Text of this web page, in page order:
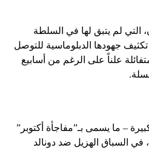
التي لم يتبق لها في السلطة
جهودها الدبلوماسية للتوصل
علناً على الرغم من أسابيع
– ما يسمى بـ”مفاجأة أكتوبر”
في السباق الهزيل ضد دونالد